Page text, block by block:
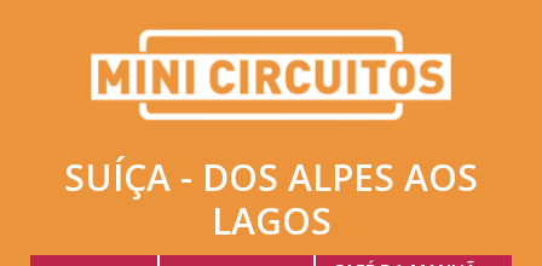
SUÍÇA - DOS ALPES AOS
LAGOS